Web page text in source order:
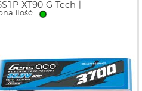
XT90 G-Tech |
GENS ACE
ilość: